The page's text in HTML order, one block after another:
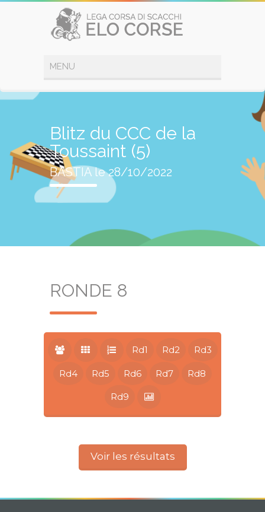
Blitz du CCC de la
Toussaint (5)
BASTIA le 28/10/2022
RONDE 8
Rd1 Rd2 Rd3
Rd4 Rd5 Rd6 Rd7 Rd8
Rd9
Voir les résultats